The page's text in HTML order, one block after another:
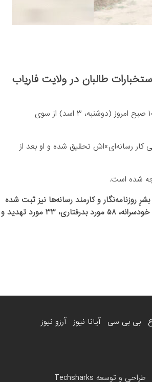
طالبان در ولایت فاریاب
این مرکز در توییتی نوشته است که علاءالدین ایرکین، خبرنگار سلام وطندار ساعت ۱۰:۳۰ صبح امروز (دوشنبه، ۳ اسد) از سوی
کار رسانه‌ای‌»اش تحقیق شده و او بعد از
شده است.
بشر آمده است که ۱۷۳ مورد نقض حقوق بشرِ روزنامه‌نگار و کارمند رسانه‌ها نیز ثبت شده
که ۱۶۳ مورد از آن‌ها به طالبان نسبت داده شده است. از این میان، ۱۲۲ مورد بازداشت خودسرانه، ۵۸ مورد بدرفتاری، ۳۳ مورد تهدید و
بی بی سی آیانا نیوز آرزو نیوز
طراحی و توسعه Techsharks